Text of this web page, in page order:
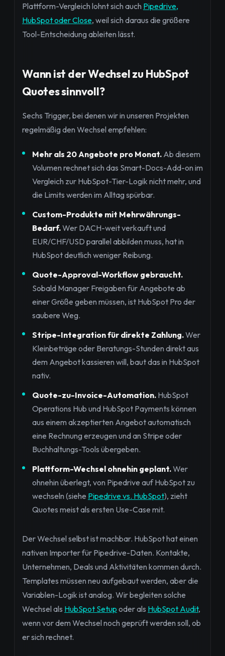
Plattform-Vergleich lohnt sich auch Pipedrive,
HubSpot oder Close, weil sich daraus die größere
Tool-Entscheidung ableiten lässt.
Wann ist der Wechsel zu HubSpot
Quotes sinnvoll?
Sechs Trigger, bei denen wir in unseren Projekten
regelmäßig den Wechsel empfehlen:
Mehr als 20 Angebote pro Monat. Ab diesem
Volumen rechnet sich das Smart-Docs-Add-on im
Vergleich zur HubSpot-Tier-Logik nicht mehr, und
die Limits werden im Alltag spürbar.
Custom-Produkte mit Mehrwährungs-
Bedarf.Wer DACH-weit verkauft und
EUR/CHF/USD parallel abbilden muss, hat in
HubSpot deutlich weniger Reibung.
Quote-Approval-Workflow gebraucht.
Sobald Manager Freigaben für Angebote ab
einer Größe geben müssen, ist HubSpot Pro der
saubere Weg.
Stripe-Integration für direkte Zahlung.Wer
Kleinbeträge oder Beratungs-Stunden direkt aus
dem Angebot kassieren will, baut das in HubSpot
nativ.
Quote-zu-Invoice-Automation. HubSpot
Operations Hub und HubSpot Payments können
aus einem akzeptierten Angebot automatisch
eine Rechnung erzeugen und an Stripe oder
Buchhaltungs-Tools übergeben.
Plattform-Wechsel ohnehin geplant.Wer
ohnehin überlegt, von Pipedrive auf HubSpot zu
wechseln (siehe Pipedrive vs. HubSpot), zieht
Quotes meist als ersten Use-Case mit.
Der Wechsel selbst ist machbar. HubSpot hat einen
nativen Importer für Pipedrive-Daten. Kontakte,
Unternehmen, Deals und Aktivitäten kommen durch.
Templates müssen neu aufgebaut werden, aber die
Variablen-Logik ist analog. Wir begleiten solche
Wechsel als HubSpot Setup oder als HubSpot Audit,
wenn vor dem Wechsel noch geprüft werden soll, ob
er sich rechnet.